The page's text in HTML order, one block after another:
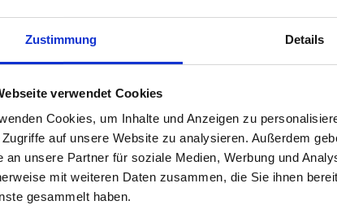
Zustimmung Details
verwendet Cookies
Cookies, um Inhalte und Anzeigen zu
Zugriffe auf unsere Website zu analysieren. Außerdem
an unsere Partner für soziale Medien, Werbung und
mit weiteren Daten zusammen, die Sie ihnen
gesammelt haben.
Seramis Outdoor Pflanz-
Gran. Beet-, Balkon- &
Kübelpflanz
Artikel-Nr.: 7000835-01-cfg